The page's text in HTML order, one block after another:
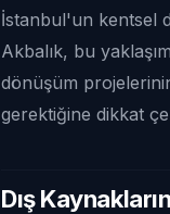
İstanbul'un kentsel
Akbalık, bu
dönüşüm
gerektiğine dikkat
Dış